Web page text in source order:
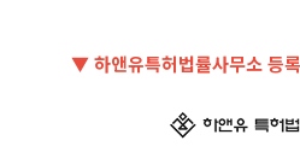
▼ 하앤유특허법률사무소 등